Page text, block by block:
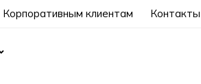
Корпоративным клиентам Контакты